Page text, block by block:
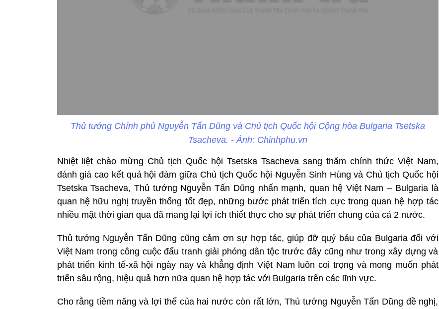
Thủ tướng Chính phủ Nguyễn Tấn Dũng và Chủ tịch Quốc hội Cộng hòa Bulgaria Tsetska
Tsacheva. - Ảnh: Chinhphu.vn
Nhiệt liệt chào mừng Chủ tịch Quốc hội Tsetska Tsacheva sang thăm chính thức Việt Nam,
đánh giá cao kết quả hội đàm giữa Chủ tịch Quốc hội Nguyễn Sinh Hùng và Chủ tịch Quốc hội
Tsetska Tsacheva, Thủ tướng Nguyễn Tấn Dũng nhấn mạnh, quan hệ Việt Nam – Bulgaria là
quan hệ hữu nghị truyền thống tốt đẹp, những bước phát triển tích cực trong quan hệ hợp tác
nhiều mặt thời gian qua đã mang lại lợi ích thiết thực cho sự phát triển chung của cả 2 nước.
Thủ tướng Nguyễn Tấn Dũng cũng cảm ơn sự hợp tác, giúp đỡ quý báu của Bulgaria đối với
Việt Nam trong công cuộc đấu tranh giải phóng dân tộc trước đây cũng như trong xây dựng và
phát triển kinh tế-xã hội ngày nay và khẳng định Việt Nam luôn coi trọng và mong muốn phát
triển sâu rộng, hiệu quả hơn nữa quan hệ hợp tác với Bulgaria trên các lĩnh vực.
Cho rằng tiềm năng và lợi thế của hai nước còn rất lớn, Thủ tướng Nguyễn Tấn Dũng đề nghị,